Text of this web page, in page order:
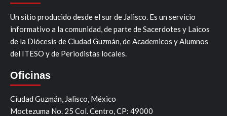
Un sitio producido desde el sur de Jalisco. Es un servicio
informativo a la comunidad, de parte de Sacerdotes y Laicos
de la Diócesis de Ciudad Guzmán, de Academicos y Alumnos
del ITESO y de Periodistas locales.
Oficinas
Ciudad Guzmán, Jalisco, México
Moctezuma No. 25 Col. Centro, CP: 49000